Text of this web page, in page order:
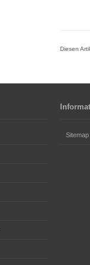
Diesen
Sitemap